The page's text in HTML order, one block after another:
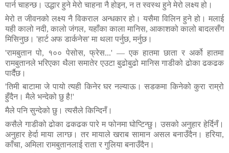
पार्न चाहन्छ। उद्धार हुने मेरो चाहना नै होइन, न त स्वस्थ हुने मेरो लक्ष्य हो।
मेरो त जीवनको लक्ष्य नै विकराल अन्धकार हो। यसैमा विलिन हुने हो। मलाई
यही कालो नदी,कालो जंगल, यहाँका काला मानिस, आकाशको कालो बादलसँग
मिसिनुछ। 'हार्ट अफ डार्कनेस' मा थला पर्नुछ, मर्नुछ।
'रामबुतान पो, १०० पेसोस, फ्रेस...' — एक हातमा छाता र अर्को हातमा
रामबुतानले भरिएका थैला समातेर एउटा बुढोबुढो मानिस गाडीको ढोका ढकढक
पार्दैछ।
'तिमी बाटामा जे पायो त्यही किनेर घर नल्याऊ। सडकमा किनेको कुरा राम्रो
हुँदैन। मैले भन्देको छु है!'
मैले पनि सुन्देको छु। त्यसैले किन्दिनँ।
कसैले गाडीको ढोका ढकढक पारे म फोनमा घोप्टिन्छु। उसको अनुहार हेर्दिनँ।
अनुहार हेर्दा माया लाग्छ। तर मायाले खराब सामान असल बनाउँदैन। हरिया,
काँचा, अमिला रामबुतानलाई राता र गुलिया बनाउँदैन।